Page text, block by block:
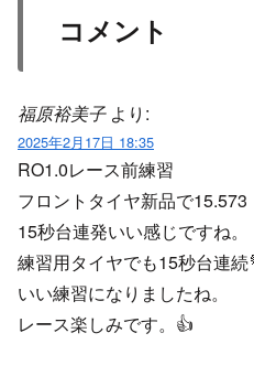
コメント
福原裕美子 より:
2025年2月17日 18:35
RO1.0レース前練習
フロントタイヤ新品で15.573
15秒台連発いい感じですね。
練習用タイヤでも15秒台連続
いい練習になりましたね。
レース楽しみです。👍️